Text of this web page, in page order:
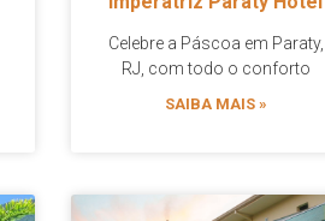
Celebre a Páscoa em Paraty,
RJ, com todo o conforto
SAIBA MAIS »